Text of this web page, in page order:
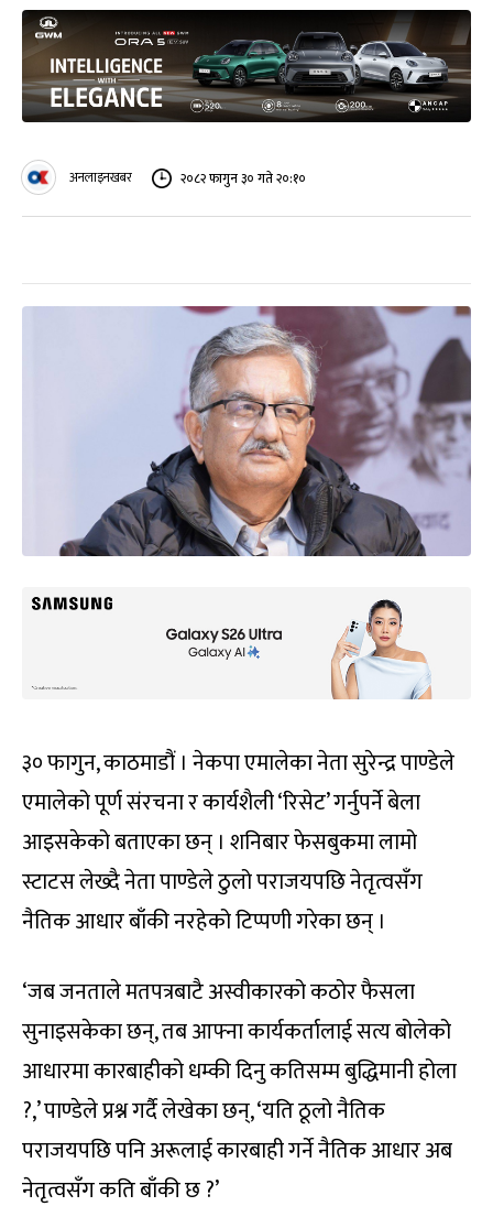
अनलाइनखबर २०८२ फागुन ३० गते २०:१०
३० फागुन, काठमाडौं । नेकपा एमालेका नेता सुरेन्द्र पाण्डेले
एमालेको पूर्ण संरचना र कार्यशैली ‘रिसेट’ गर्नुपर्ने बेला
आइसकेको बताएका छन् । शनिबार फेसबुकमा लामो
स्टाटस लेख्दै नेता पाण्डेले ठुलो पराजयपछि नेतृत्वसँग
नैतिक आधार बाँकी नरहेको टिप्पणी गरेका छन् ।
‘जब जनताले मतपत्रबाटै अस्वीकारको कठोर फैसला
सुनाइसकेका छन्, तब आफ्ना कार्यकर्तालाई सत्य बोलेको
आधारमा कारबाहीको धम्की दिनु कतिसम्म बुद्धिमानी होला
?,’ पाण्डेले प्रश्न गर्दै लेखेका छन्, ‘यति ठूलो नैतिक
पराजयपछि पनि अरूलाई कारबाही गर्ने नैतिक आधार अब
नेतृत्वसँग कति बाँकी छ ?’